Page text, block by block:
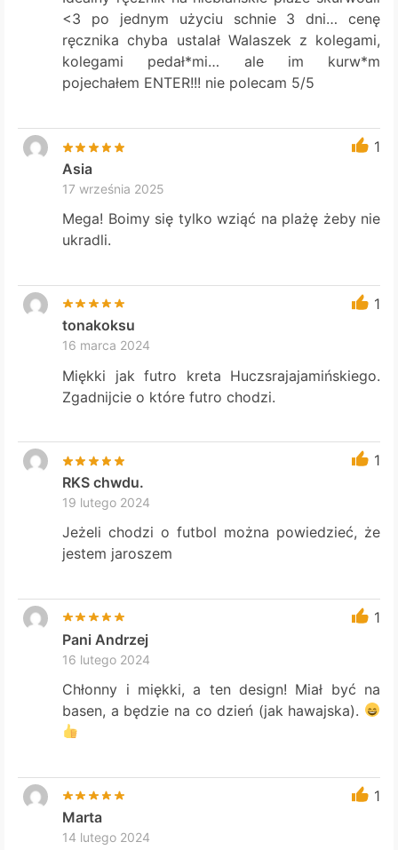
<3 po jednym użyciu schnie 3 dni… cenę
ręcznika chyba ustalał Walaszek z kolegami,
kolegami pedał*mi… ale im kurw*m
pojechałem ENTER!!! nie polecam 5/5
1
Asia
17 września 2025
Mega! Boimy się tylko wziąć na plażę żeby nie
ukradli.
1
tonakoksu
16 marca 2024
Miękki jak futro kreta Huczsrajajamińskiego.
Zgadnijcie o które futro chodzi.
1
RKS chwdu.
19 lutego 2024
Jeżeli chodzi o futbol można powiedzieć, że
jestem jaroszem
1
Pani Andrzej
16 lutego 2024
Chłonny i miękki, a ten design! Miał być na
basen, a będzie na co dzień (jak hawajska).
1
Marta
14 lutego 2024